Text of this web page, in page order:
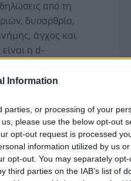
Information
parties, or processing of your
please use the below opt-out
opt-out request is processed
information utilized by us
opt-out. You may separately
third parties on the IAB’s list of
από τη
δυσαρθρία,
άγχος και
η d-
και τις μόνιμες
τριτοβάθμια
των ασθενών
και σε πιο